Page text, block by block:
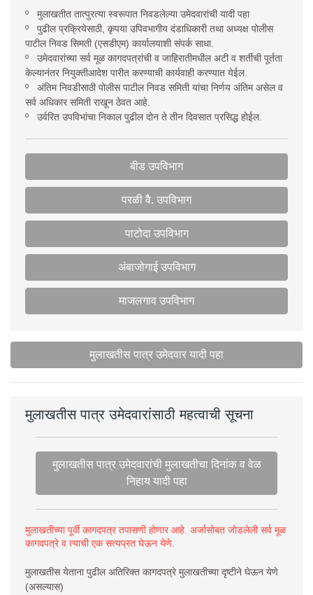
º मुलाखतीत तात्पुरत्या स्वरूपात निवडलेल्या उमेदवारांची यादी पहा
º पुढील प्रक्रियेसाठी, कृपया उपिवभागीय दंडाधिकारी तथा अध्यक्ष पोलीस
पाटील निवड सिमती (एसडीएम) कार्यालयाशी संपर्क साधा.
º उमेदवारांच्या सर्व मूळ कागदपत्रांची व जाहिरातीमधील अटी व शर्तीची पूर्तता
केल्यानंतर नियुक्तीआदेश पारीत करण्याची कार्यवाही करण्यात येईल.
º अंतिम निवडीसाठी पोलीस पाटील निवड समिती यांचा निर्णय अंतिम असेल व
सर्व अधिकार समिती राखून ठेवत आहे.
º उर्वरित उपविभांचा निकाल पुढील दोन ते तीन दिवसात प्रसिद्ध होईल.
बीड उपविभाग
परळी वै. उपविभाग
पाटोदा उपविभाग
अंबाजोगाई उपविभाग
माजलगाव उपविभाग
मुलाखतीस पात्र उमेदवार यादी पहा
मुलाखतीस पात्र उमेदवारांसाठी महत्वाची सूचना
मुलाखतीस पात्र उमेदवारांची मुलाखतीचा दिनांक व वेळ
निहाय यादी पहा
मुलाखतीच्या पूर्वी कागदपत्र तपासणी होणार आहे. अर्जासोबत जोडलेली सर्व मूळ
कागदपत्रे व त्याची एक सत्यप्रत घेऊन येणे.
मुलाखतीस येताना पुढील अतिरिक्त कागदपत्रे मुलाखतीच्या दृष्टीने घेऊन येणे
(असल्यास)